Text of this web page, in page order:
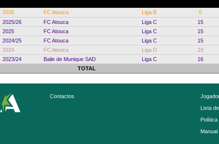
2026 FC Atouca Liga B
5
2025/26
FC Atouca Liga C
15
2025
FC Atouca Liga C
15
2024/25
FC Atouca Liga C
15
2024
FC Atouca Liga D
19
2023/24
Baile de Munique SAD Liga C
16
TOTAL
Contactos
Lista
Política